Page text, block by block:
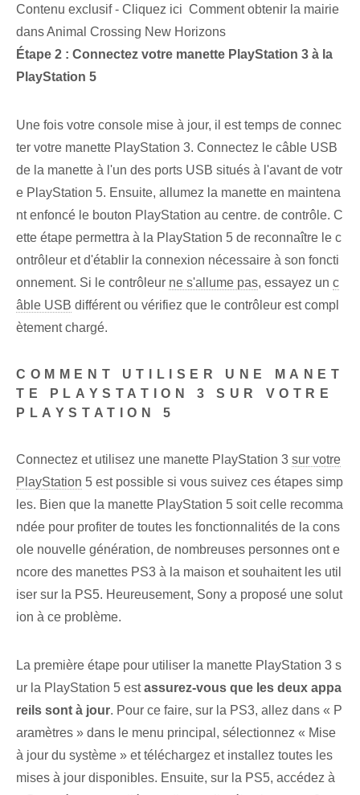
Contenu exclusif - Cliquez ici Comment obtenir la mairie
dans Animal Crossing New Horizons
Étape ⁤2 : Connectez votre manette PlayStation 3 à la
PlayStation⁤ 5
Une fois votre console mise à jour, il est temps de connec
ter votre manette PlayStation 3. Connectez le câble USB
de la manette à l'un des ports USB situés à l'avant de votr
e PlayStation 5. Ensuite, allumez la manette en maintena
nt enfoncé le bouton PlayStation au centre. de contrôle. C
ette étape permettra à la PlayStation 5 de reconnaître le ⁢c
ontrôleur et‌ d'établir la connexion⁤ nécessaire à son foncti
onnement.​ Si le contrôleur ne s'allume pas,‍ essayez‍ un c
âble USB différent ou vérifiez que le contrôleur est compl
ètement chargé.
COMMENT UTILISER UNE MANET
TE PLAYSTATION 3 SUR VOTRE
PLAYSTATION 5
Connectez et utilisez une manette PlayStation 3 sur votre
PlayStation 5 est possible si vous suivez ces étapes simp
les. Bien que la manette PlayStation 5 soit celle recomma
ndée pour profiter de toutes les fonctionnalités de la cons
ole nouvelle génération, de nombreuses personnes ont e
ncore des manettes PS3 à la maison et souhaitent les util
iser sur la PS5. Heureusement, Sony a proposé une solut
ion à ce problème.
La première étape⁢ pour utiliser la manette PlayStation 3 s
ur la PlayStation 5 estassurez-vous que les deux appa
reils sont à jour. Pour ce faire, sur la PS3, allez dans « P
aramètres » dans le menu principal, sélectionnez « Mise
à jour du système » et téléchargez et installez toutes les
mises à jour disponibles. Ensuite, sur la PS5, accédez à